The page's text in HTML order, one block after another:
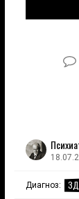
Диагноз: